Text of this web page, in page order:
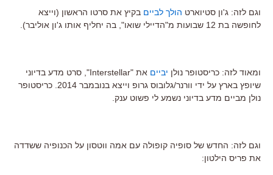
וגם לזה: ג'ון סטיוארט הולך לביים בקיץ את סרטו הראשון (וייצא
לחופשה בת 12 שבועות מ"הדיילי שואו", בה יחליף אותו ג'ון אוליבר).
ומאוד לזה: כריסטופר נולן יביים
את "Interstellar", סרט מדע בדיוני
שיופץ בארץ על ידי וורנר/גלובוס גרופ וייצא בנובמבר 2014. כריסטופר
נולן מביים מדע בדיוני נשמע לי פשוט ענק.
וגם לזה: החדש של סופיה קופולה עם אמה ווטסון על הכנופיה ששדדה
את פריס הילטון: